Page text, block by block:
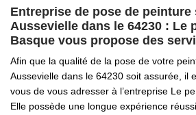
Entreprise de pose de
Aussevielle dans le 64230 : Le
Basque vous propose des
Afin que la qualité de la pose de votre
Aussevielle dans le 64230 soit assurée, il
vous de vous adresser à l’entreprise Le
Elle possède une longue expérience